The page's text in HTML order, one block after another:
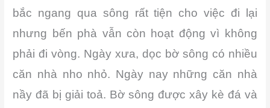
bắc ngang qua sông rất tiện cho việc đi lại
nhưng bến phà vẫn còn hoạt động vì không
phải đi vòng. Ngày xưa, dọc bờ sông có nhiều
căn nhà nho nhỏ. Ngày nay những căn nhà
nầy đã bị giải toả. Bờ sông được xây kè đá và